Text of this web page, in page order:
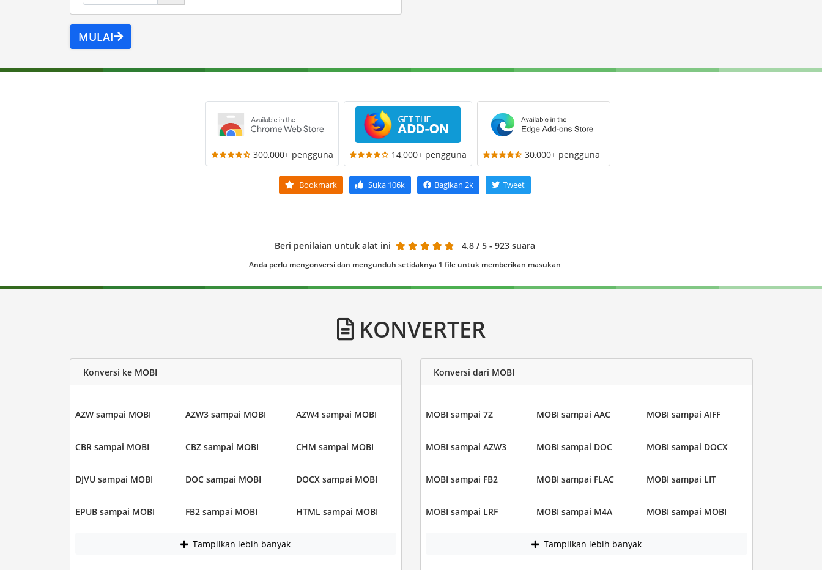
MULAI
300,000+ pengguna 14,000+ pengguna 30,000+ pengguna
Bookmark Suka 106k Bagikan 2k Tweet
Beri penilaian untuk alat ini 4.8 / 5 - 923 suara
Anda perlu mengonversi dan mengunduh setidaknya 1 file untuk memberikan masukan
KONVERTER
Konversi ke MOBI
AZW sampai MOBI AZW3 sampai MOBI AZW4 sampai MOBI
CBR sampai MOBI CBZ sampai MOBI CHM sampai MOBI
DJVU sampai MOBI DOC sampai MOBI DOCX sampai MOBI
EPUB sampai MOBI FB2 sampai MOBI HTML sampai MOBI
Tampilkan lebih banyak
Konversi dari MOBI
MOBI sampai 7Z MOBI sampai AAC MOBI sampai AIFF
MOBI sampai AZW3 MOBI sampai DOC MOBI sampai DOCX
MOBI sampai FB2 MOBI sampai FLAC MOBI sampai LIT
MOBI sampai LRF MOBI sampai M4A MOBI sampai MOBI
Tampilkan lebih banyak